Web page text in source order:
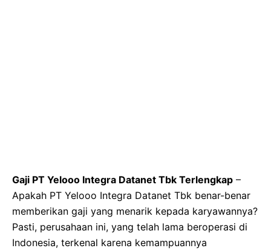
Gaji PT Yelooo Integra Datanet Tbk Terlengkap –
Apakah PT Yelooo Integra Datanet Tbk benar-benar
memberikan gaji yang menarik kepada karyawannya?
Pasti, perusahaan ini, yang telah lama beroperasi di
Indonesia, terkenal karena kemampuannya